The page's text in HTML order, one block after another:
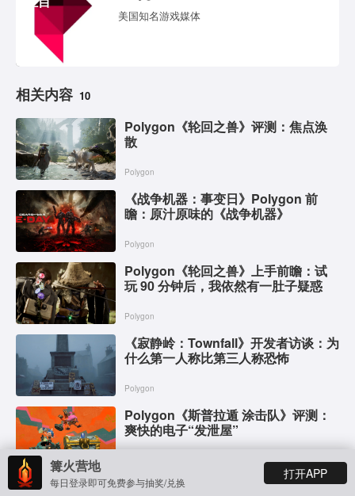
篝火营地
每日登录即可免费参与抽奖/兑换
打开APP
美国知名游戏媒体
相关内容 10
Polygon《轮回之兽》评测：焦点涣
散
Polygon
《战争机器：事变日》Polygon 前
瞻：原汁原味的《战争机器》
Polygon
Polygon《轮回之兽》上手前瞻：试
玩 90 分钟后，我依然有一肚子疑惑
Polygon
《寂静岭：Townfall》开发者访谈：为
什么第一人称比第三人称恐怖
Polygon
Polygon《斯普拉遁 涂击队》评测：
爽快的电子“发泄屋”
《光环：战役进化》Polygon 评测：